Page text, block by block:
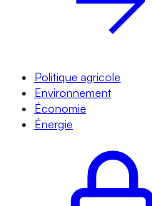
Politique agricole
Environnement
Économie
Énergie